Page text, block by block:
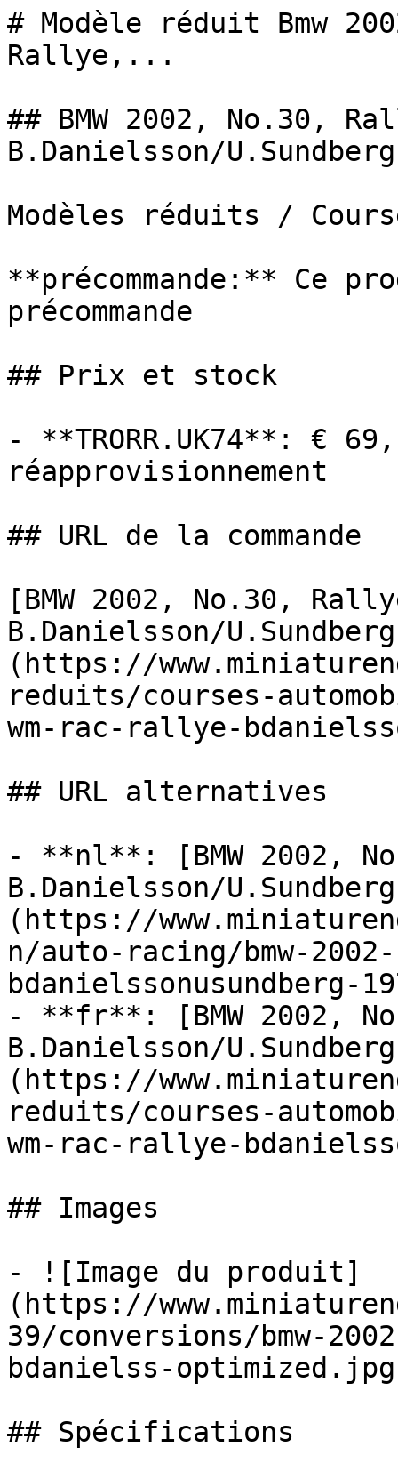
# Modèle réduit Bmw
Rallye,...
## BMW 2002, No.30,
B.Danielsson/
Modèles réduits /
**précommande:** Ce
précommande
## Prix et stock
- **TRORR.UK74**: €
réapprovisionnement
## URL de la commande
[BMW 2002, No.30,
B.Danielsson/
(https://
reduits/courses-
wm-rac-rallye-
## URL alternatives
- **nl**: [BMW 2002,
B.Danielsson/
(https://
n/auto-racing/bmw-
bdanielssonusundberg-
- **fr**: [BMW 2002,
B.Danielsson/
(https://
reduits/courses-
wm-rac-rallye-
## Images
- ![Image du produit]
(https://
39/conversions/bmw-
bdanielss-
## Spécifications